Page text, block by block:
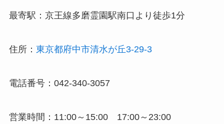
最寄駅：京王線多磨霊園駅南口より徒歩1分
住所： 東京都府中市清水が丘3-29-3
電話番号：042-340-3057
営業時間：11:00～15:00 17:00～23:00